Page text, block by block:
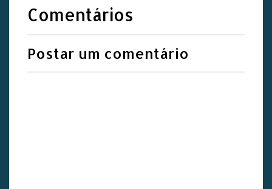
Comentários
Postar um comentário